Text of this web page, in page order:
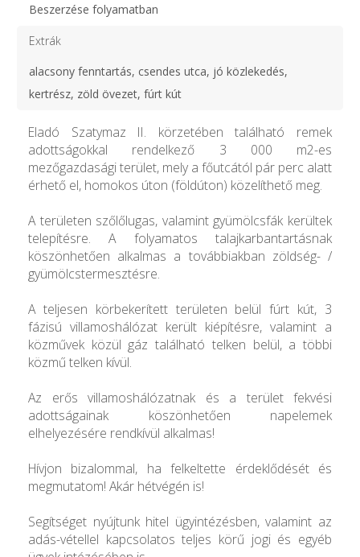
Beszerzése folyamatban
Extrák
alacsony fenntartás, csendes utca, jó közlekedés,
kertrész, zöld övezet, fúrt kút
Eladó Szatymaz II. körzetében található remek
adottságokkal rendelkező 3 000 m2-es
mezőgazdasági terület, mely a főutcától pár perc alatt
érhető el, homokos úton (földúton) közelíthető meg.
A területen szőlőlugas, valamint gyümölcsfák kerültek
telepítésre. A folyamatos talajkarbantartásnak
köszönhetően alkalmas a továbbiakban zöldség- /
gyümölcstermesztésre.
A teljesen körbekerített területen belül fúrt kút, 3
fázisú villamoshálózat került kiépítésre, valamint a
közművek közül gáz található telken belül, a többi
közmű telken kívül.
Az erős villamoshálózatnak és a terület fekvési
adottságainak köszönhetően napelemek
elhelyezésére rendkívül alkalmas!
Hívjon bizalommal, ha felkeltette érdeklődését és
megmutatom! Akár hétvégén is!
Segítséget nyújtunk hitel ügyintézésben, valamint az
adás-vétellel kapcsolatos teljes körű jogi és egyéb